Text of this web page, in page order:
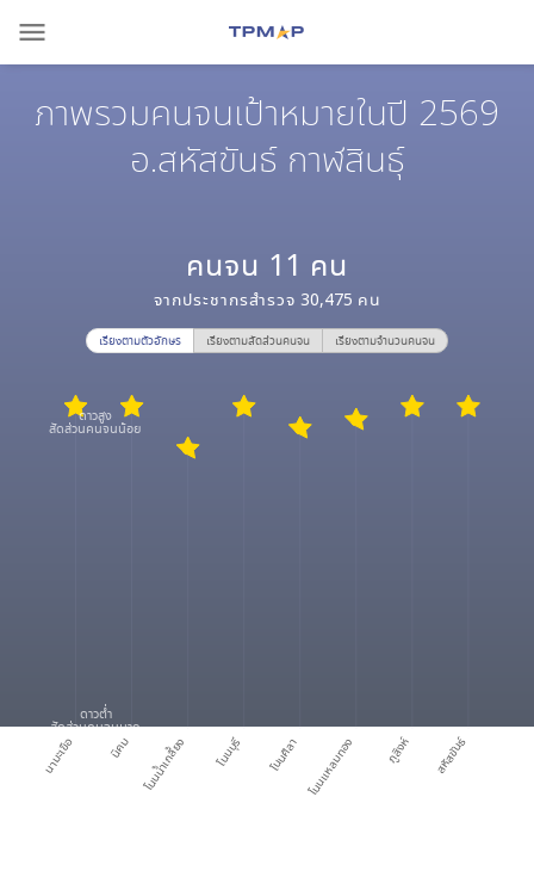
menu
ภาพรวมคนจนเป้าหมายในปี 2569
อ.สหัสขันธ์ กาฬสินธุ์
คนจน 11 คน
จากประชากรสำรวจ 30,475 คน
เรียงตามตัวอักษร เรียงตามสัดส่วนคนจน เรียงตามจำนวนคนจน
นามะเขือ นิคม โนนน้ำเกลี้ยง โนนบุรี โนนศิลา โนนแหลมทอง ภูสิงห์ สหัสขันธ์
ดาวสูง
สัดส่วนคนจนน้อย
ดาวต่ำ
สัดส่วนคนจนมาก